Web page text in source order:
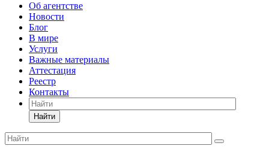
Об агентстве
Новости
Блог
В мире
Услуги
Важные материалы
Аттестация
Реестр
Контакты
Найти